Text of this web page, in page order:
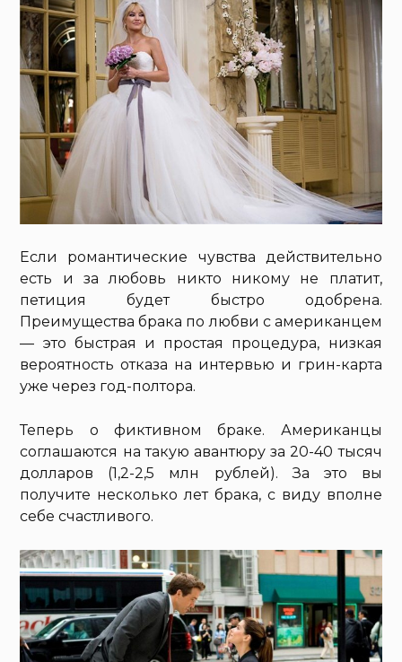
Если романтические чувства действительно
есть и за любовь никто никому не платит,
петиция будет быстро одобрена.
Преимущества брака по любви с американцем
— это быстрая и простая процедура, низкая
вероятность отказа на интервью и грин-карта
уже через год-полтора.
Теперь о фиктивном браке. Американцы
соглашаются на такую авантюру за 20-40 тысяч
долларов (1,2-2,5 млн рублей). За это вы
получите несколько лет брака, с виду вполне
себе счастливого.